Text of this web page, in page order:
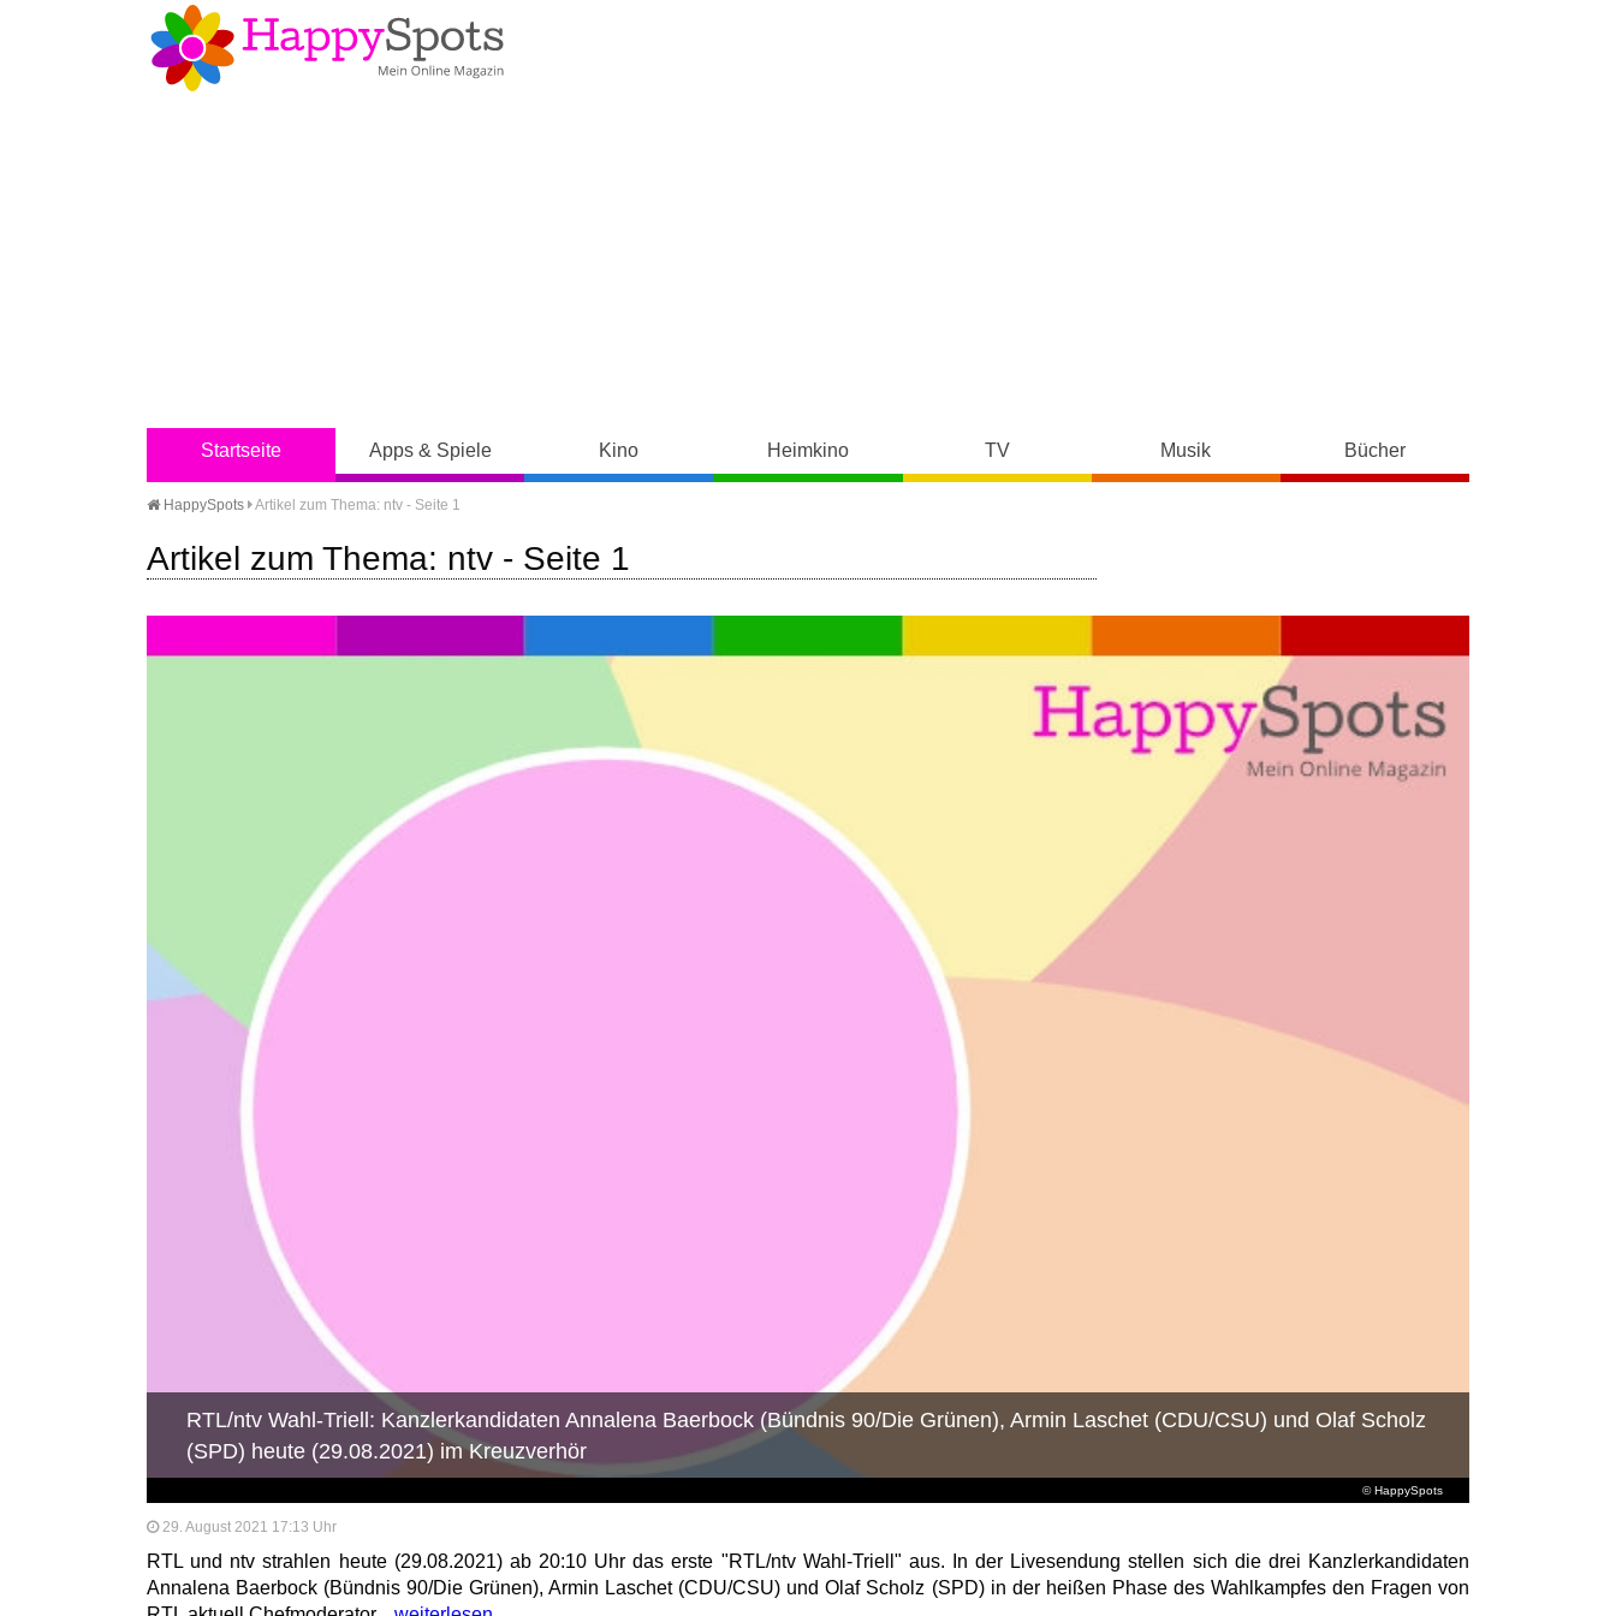
Startseite Apps & Spiele Kino Heimkino TV Musik Bücher
HappySpots Artikel zum Thema: ntv - Seite 1
Artikel zum Thema: ntv - Seite 1
© HappySpots
RTL/ntv Wahl-Triell: Kanzlerkandidaten Annalena Baerbock (Bündnis 90/Die Grünen), Armin Laschet (CDU/CSU) und Olaf Scholz
(SPD) heute (29.08.2021) im Kreuzverhör
29. August 2021 17:13 Uhr
RTL und ntv strahlen heute (29.08.2021) ab 20:10 Uhr das erste "RTL/ntv Wahl-Triell" aus. In der Livesendung stellen sich die drei Kanzlerkandidaten
Annalena Baerbock (Bündnis 90/Die Grünen), Armin Laschet (CDU/CSU) und Olaf Scholz (SPD) in der heißen Phase des Wahlkampfes den Fragen von